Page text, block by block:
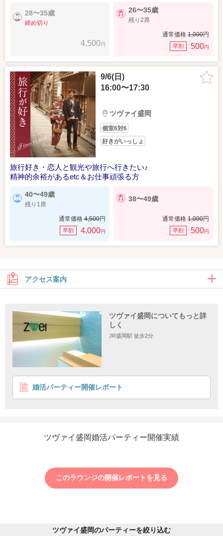
28〜35歳
締め切り
4,500円
26〜35歳
残り2席
通常価格 1,000円
早割 500円
9/6(日)
16:00〜17:30
ツヴァイ盛岡
個室6対6
好きがいっしょ
旅行好き・恋人と観光や旅行へ行きたい♪
精神的余裕があるetc＆お仕事頑張る方
40〜49歳
残り1席
通常価格 4,500円
早割 4,000円
38〜49歳
通常価格 1,000円
早割 500円
アクセス案内
住所
〒020-0034 岩手県岩手県盛岡市盛岡駅前通8-17明治安田生命盛岡駅
ツヴァイ盛岡についてもっと詳
しく
JR盛岡駅 徒歩2分
婚活パーティー開催レポート
ツヴァイ盛岡婚活パーティー開催実績
このラウンジの開催レポートを見る
ツヴァイ盛岡のパーティーを絞り込む